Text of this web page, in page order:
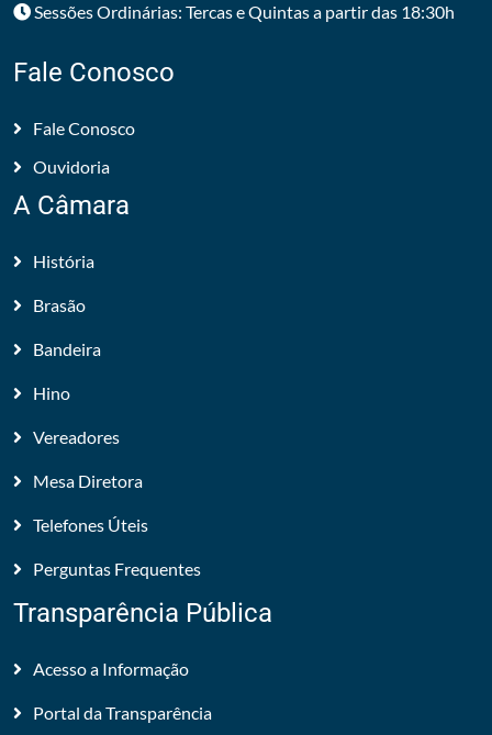
Sessões Ordinárias: Tercas e Quintas a partir das 18:30h
Fale Conosco
Fale Conosco
Ouvidoria
A Câmara
História
Brasão
Bandeira
Hino
Vereadores
Mesa Diretora
Telefones Úteis
Perguntas Frequentes
Transparência Pública
Acesso a Informação
Portal da Transparência